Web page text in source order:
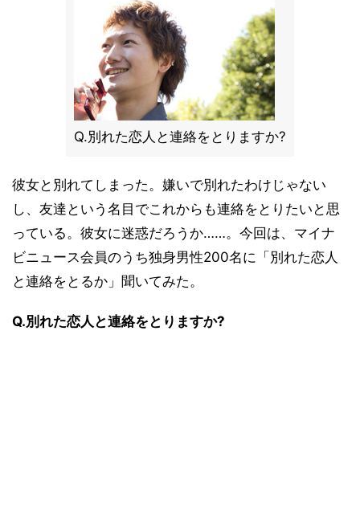
Q.別れた恋人と連絡をとりますか?
彼女と別れてしまった。嫌いで別れたわけじゃない
し、友達という名目でこれからも連絡をとりたいと思
っている。彼女に迷惑だろうか……。今回は、マイナ
ビニュース会員のうち独身男性200名に「別れた恋人
と連絡をとるか」聞いてみた。
Q.別れた恋人と連絡をとりますか?